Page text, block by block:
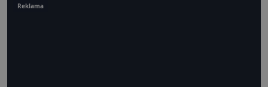
Reklama